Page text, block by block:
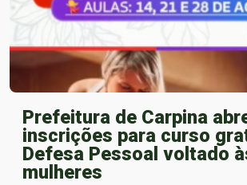
Prefeitura de Carpina
inscrições para curso
Defesa Pessoal voltado
mulheres